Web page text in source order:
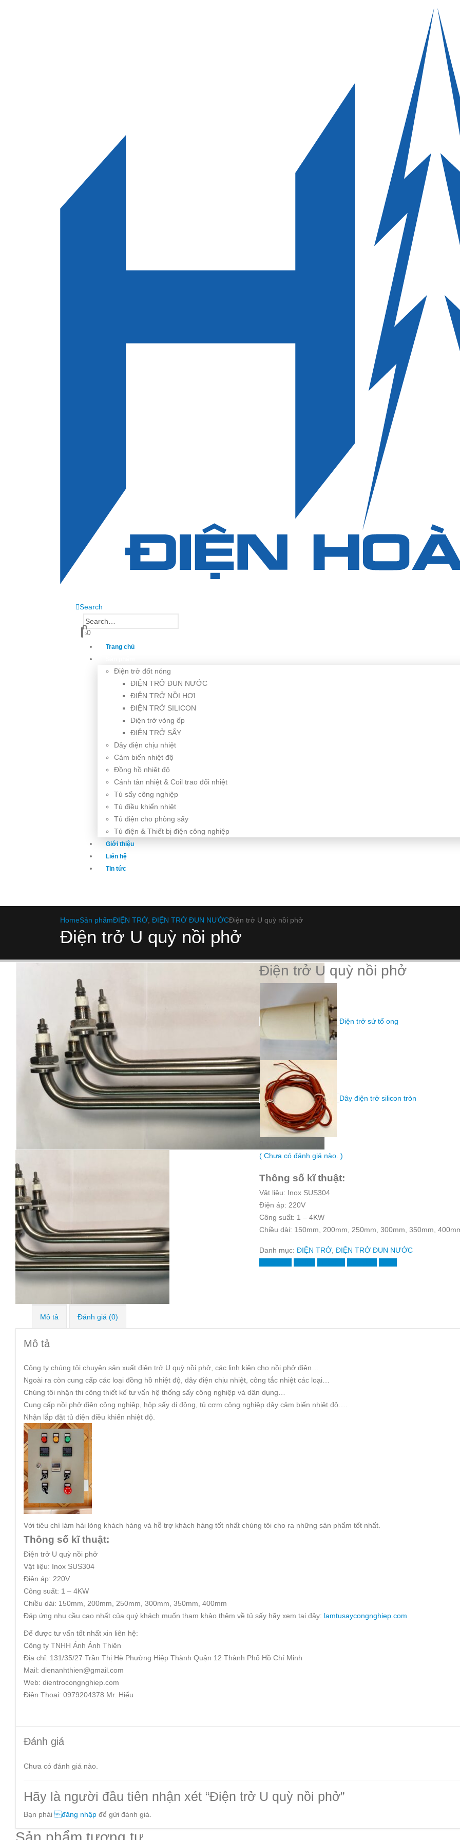
Search
00
Trang chủ
Điện trở đốt nóng
ĐIỆN TRỞ ĐUN NƯỚC
ĐIỆN TRỞ NỒI HƠI
ĐIỆN TRỞ SILICON
Điện trở vòng ốp
ĐIỆN TRỞ SẤY
Dây điện chịu nhiệt
Cảm biến nhiệt độ
Đồng hồ nhiệt độ
Cánh tản nhiệt & Coil trao đổi nhiệt
Tủ sấy công nghiệp
Tủ điều khiển nhiệt
Tủ điện cho phòng sấy
Tủ điện & Thiết bị điện công nghiệp
Giới thiệu
Liên hệ
Tin tức
HomeSản phẩmĐIỆN TRỞ ĐIỆN TRỞ ĐUN NƯỚCĐiện trở U quỳ nồi phở
Điện trở U quỳ nồi phở
Điện trở U quỳ nồi phở
Điện trở sứ tổ ong
Dây điện trở silicon tròn
( Chưa có đánh giá nào. )
Thông số kĩ thuật:
Vật liệu: Inox SUS304
Điện áp: 220V
Công suất: 1 – 4KW
Chiều dài: 150mm, 200mm, 250mm, 300mm, 350mm,
Danh mục: ĐIỆN TRỞ ĐIỆN TRỞ ĐUN NƯỚC
Mô tả Đánh giá (0)
Mô tả
Công ty chúng tôi chuyên sản xuất điện trở U quỳ nồi phở, các linh kiện cho nồi phở điện…
Ngoài ra còn cung cấp các loại đồng hồ nhiệt độ, dây điện chịu nhiệt, công tắc nhiệt các loại…
Chúng tôi nhận thi công thiết kế tư vấn hệ thống sấy công nghiệp và dân dụng…
Cung cấp nồi phở điện công nghiệp, hộp sấy di động, tủ cơm công nghiệp dây cảm biến nhiệt độ….
Nhận lắp đặt tủ điện điều khiển nhiệt độ.
Với tiêu chí làm hài lòng khách hàng và hỗ trợ khách hàng tốt nhất chúng tôi cho ra những sản phẩm tốt nhất.
Thông số kĩ thuật:
Điện trở U quỳ nồi phở
Vật liệu: Inox SUS304
Điện áp: 220V
Công suất: 1 – 4KW
Chiều dài: 150mm, 200mm, 250mm, 300mm, 350mm, 400mm
Đáp ứng nhu cầu cao nhất của quý khách muốn tham khảo thêm về tủ sấy hãy xem tại đây: lamtusaycongnghiep.com
Để được tư vấn tốt nhất xin liên hệ:
Công ty TNHH Ánh Ánh Thiên
Địa chỉ: 131/35/27 Trần Thị Hè Phường Hiệp Thành Quận 12 Thành Phố Hồ Chí Minh
Mail: dienanhthien@gmail.com
Web: dientrocongnghiep.com
Điện Thoại: 0979204378 Mr. Hiếu
Đánh giá
Chưa có đánh giá nào.
Hãy là người đầu tiên nhận xét “Điện trở U quỳ nồi phở”
Bạn phải đăng nhập để gửi đánh giá.